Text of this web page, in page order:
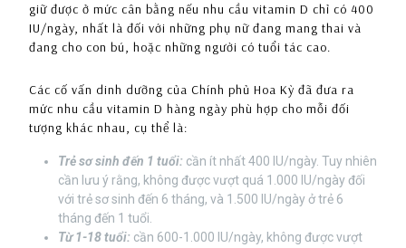
giữ được ở mức cân bằng nếu nhu cầu vitamin D chỉ có 400
IU/ngày, nhất là đối với những phụ nữ đang mang thai và
đang cho con bú, hoặc những người có tuổi tác cao.
Các cố vấn dinh dưỡng của Chính phủ Hoa Kỳ đã đưa ra
mức nhu cầu vitamin D hàng ngày phù hợp cho mỗi đối
tượng khác nhau, cụ thể là:
Trẻ sơ sinh đến 1 tuổi: cần ít nhất 400 IU/ngày. Tuy nhiên
cần lưu ý rằng, không được vượt quá 1.000 IU/ngày đối
với trẻ sơ sinh đến 6 tháng, và 1.500 IU/ngày ở trẻ 6
tháng đến 1 tuổi.
Từ 1-18 tuổi: cần 600-1.000 IU/ngày, không được vượt